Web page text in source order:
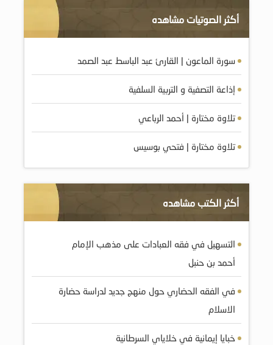
أكثر الصوتيات مشاهده
سورة الماعون | القارئ عبد الباسط عبد الصمد
إذاعة التصفية و التربية السلفية
تلاوة مختارة | أحمد الرباعي
تلاوة مختارة | فتحي بوسيس
أكثر الكتب مشاهده
التسهيل في فقه العبادات على مذهب الإمام
أحمد بن حنبل
في الفقه الحضاري حول منهج جديد لدراسة حضارة
الاسلام